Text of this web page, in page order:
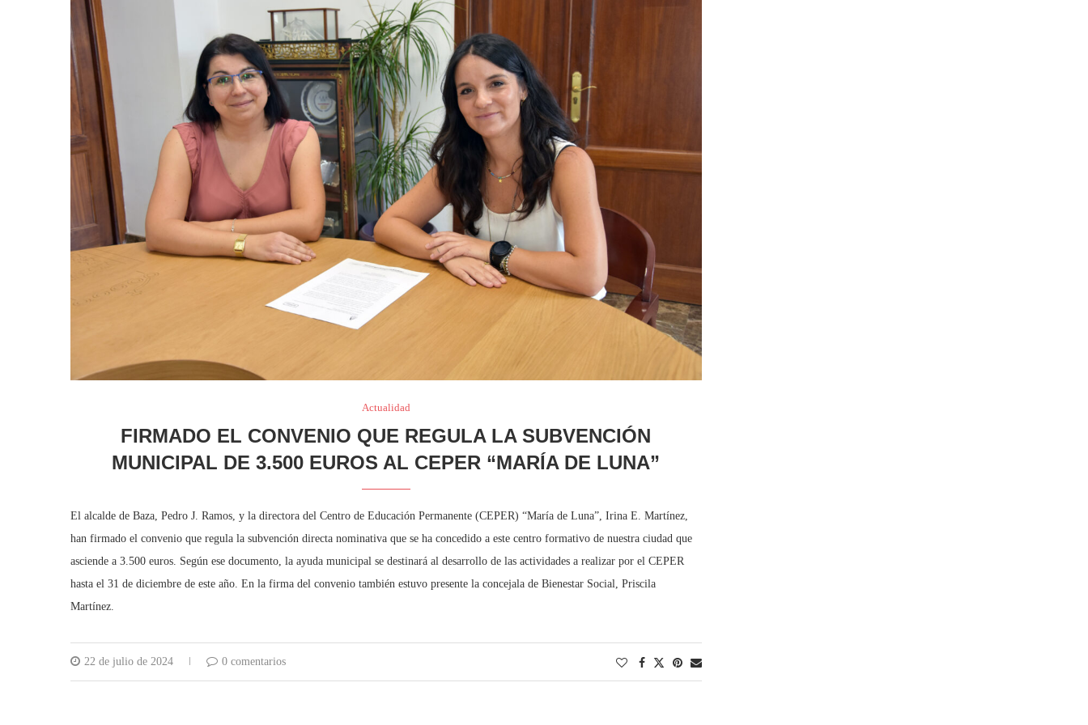
Actualidad
FIRMADO EL CONVENIO QUE REGULA LA SUBVENCIÓN
MUNICIPAL DE 3.500 EUROS AL CEPER “MARÍA DE LUNA”
El alcalde de Baza, Pedro J. Ramos, y la directora del Centro de Educación Permanente (CEPER) “María de Luna”, Irina E. Martínez,
han firmado el convenio que regula la subvención directa nominativa que se ha concedido a este centro formativo de nuestra ciudad que
asciende a 3.500 euros. Según ese documento, la ayuda municipal se destinará al desarrollo de las actividades a realizar por el CEPER
hasta el 31 de diciembre de este año. En la firma del convenio también estuvo presente la concejala de Bienestar Social, Priscila
Martínez.
22 de julio de 2024 0 comentarios